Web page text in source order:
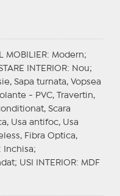
MOBILIER: Modern;
INTERIOR: Nou;
Sapa turnata, Vopsea
- PVC, Travertin,
Scara
Usa antifoc, Usa
Fibra Optica,
: Inchisa;
USI INTERIOR: MDF